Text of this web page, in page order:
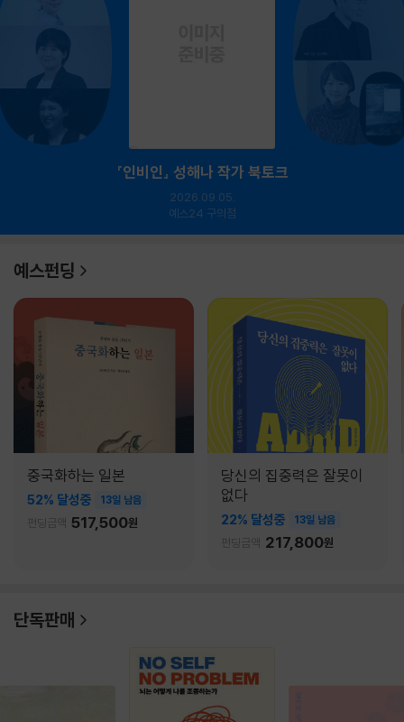
『인비인』 성해나 작가 북토크
2026.09.05.
예스24 구의점
예스펀딩
중국화하는 일본
52% 달성중 13일 남음
펀딩금액 517,500원
당신의 집중력은 잘못이
없다
22% 달성중 13일 남음
펀딩금액 217,800원
단독판매